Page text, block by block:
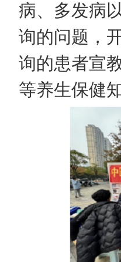
病、多发病
询的问题，
询的患者宣
等养生保健